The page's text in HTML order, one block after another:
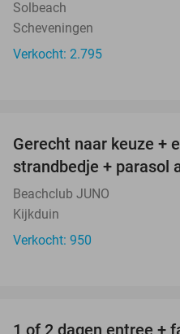
Solbeach
Scheveningen
Verkocht: 2.795
Gerecht naar keuze +
strandbedje + parasol
Beachclub JUNO
Kijkduin
Verkocht: 950
1 of 2 dagen entree +